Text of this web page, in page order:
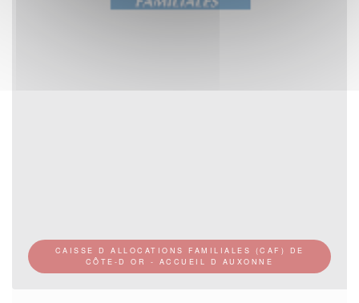
CAISSE D ALLOCATIONS FAMILIALES (CAF) DE
CÔTE-D OR - ACCUEIL D AUXONNE